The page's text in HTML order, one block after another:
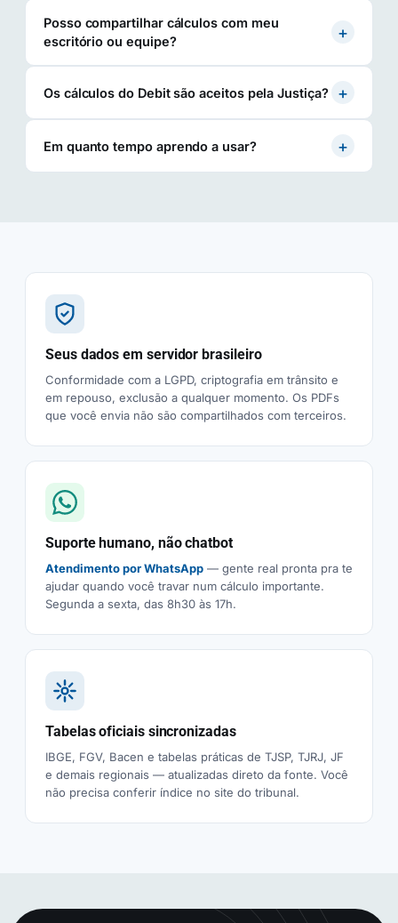
Posso compartilhar cálculos com meu
escritório ou equipe?
+
Os cálculos do Debit são aceitos pela Justiça? +
Em quanto tempo aprendo a usar? +
Seus dados em servidor brasileiro
Conformidade com a LGPD, criptografia em trânsito e
em repouso, exclusão a qualquer momento. Os PDFs
que você envia não são compartilhados com terceiros.
Suporte humano, não chatbot
Atendimento por WhatsApp — gente real pronta pra te
ajudar quando você travar num cálculo importante.
Segunda a sexta, das 8h30 às 17h.
Tabelas oficiais sincronizadas
IBGE, FGV, Bacen e tabelas práticas de TJSP, TJRJ, JF
e demais regionais — atualizadas direto da fonte. Você
não precisa conferir índice no site do tribunal.